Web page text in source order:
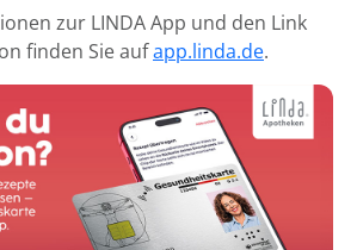
zur LINDA App und den Link
finden Sie aufapp.linda.de.